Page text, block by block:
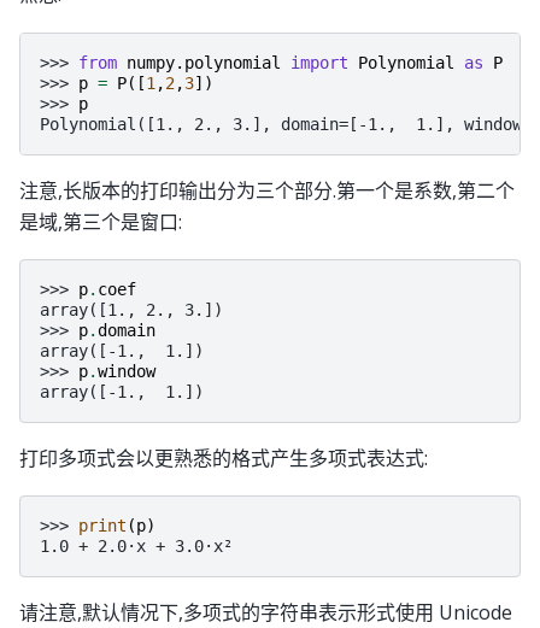
>>> from numpy.polynomial import Polynomial as
P
>>> p = P([1 ,2,3])
>>> p
Polynomial([1., 2., 3.], domain=[-1.,  1.],
注意,长版本的打印输出分为三个部分.第一个是系数,第二个
是域,第三个是窗口:
>>> p. coef
array([1., 2., 3.])
>>> p.domain
array([-1.,  1.])
>>> p.window
array([-1.,  1.])
打印多项式会以更熟悉的格式产生多项式表达式:
>>> print (p)
1.0 + 2.0·x + 3.0·x²
请注意,默认情况下,多项式的字符串表示形式使用 Unicode